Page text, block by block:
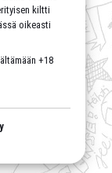
kiltti
oikeasti
+18